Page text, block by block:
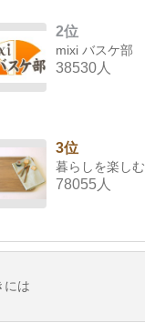
2位
mixi バスケ部
38530人
3位
暮らしを楽しむ
78055人
には